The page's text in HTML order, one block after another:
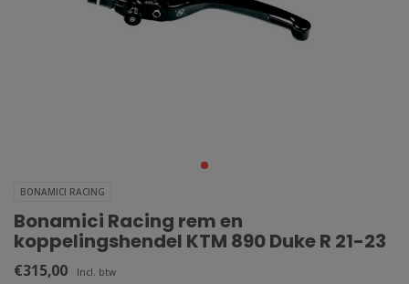
BONAMICI RACING
Bonamici Racing rem en
koppelingshendel KTM 890 Duke R 21-23
€315,00 Incl. btw